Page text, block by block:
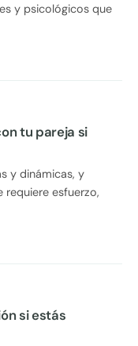
y psicológicos que
tu pareja si
y dinámicas, y
requiere esfuerzo,
si estás